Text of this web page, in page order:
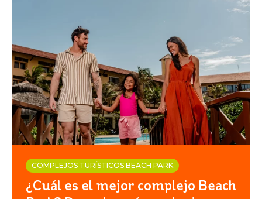
COMPLEJOS TURÍSTICOS BEACH PARK
¿Cuál es el mejor complejo Beach